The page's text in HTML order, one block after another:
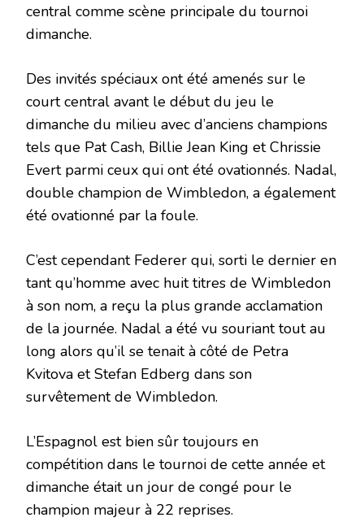
central comme scène principale du tournoi
dimanche.
Des invités spéciaux ont été amenés sur le
court central avant le début du jeu le
dimanche du milieu avec d’anciens champions
tels que Pat Cash, Billie Jean King et Chrissie
Evert parmi ceux qui ont été ovationnés. Nadal,
double champion de Wimbledon, a également
été ovationné par la foule.
C’est cependant Federer qui, sorti le dernier en
tant qu’homme avec huit titres de Wimbledon
à son nom, a reçu la plus grande acclamation
de la journée. Nadal a été vu souriant tout au
long alors qu’il se tenait à côté de Petra
Kvitova et Stefan Edberg dans son
survêtement de Wimbledon.
L’Espagnol est bien sûr toujours en
compétition dans le tournoi de cette année et
dimanche était un jour de congé pour le
champion majeur à 22 reprises.